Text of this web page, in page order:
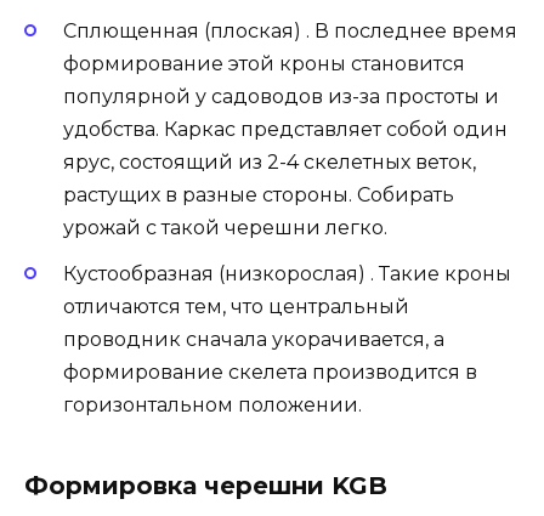
Сплющенная (плоская) . В последнее время
формирование этой кроны становится
популярной у садоводов из-за простоты и
удобства. Каркас представляет собой один
ярус, состоящий из 2-4 скелетных веток,
растущих в разные стороны. Собирать
урожай с такой черешни легко.
Кустообразная (низкорослая) . Такие кроны
отличаются тем, что центральный
проводник сначала укорачивается, а
формирование скелета производится в
горизонтальном положении.
Формировка черешни KGB